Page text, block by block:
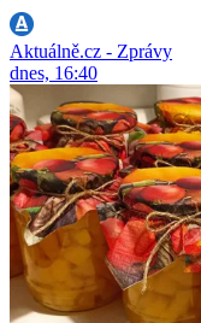
Aktuálně.cz - Zprávy
dnes, 16:40